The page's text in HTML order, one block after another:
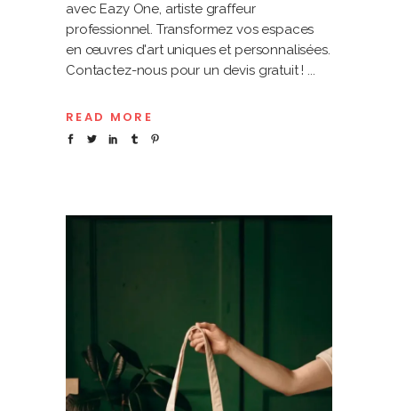
avec Eazy One, artiste graffeur
professionnel. Transformez vos espaces
en œuvres d'art uniques et personnalisées.
Contactez-nous pour un devis gratuit !
READ MORE